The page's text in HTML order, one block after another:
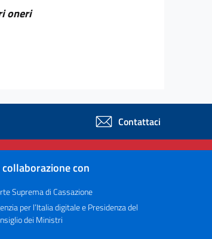
oneri
Contattaci
collaborazione con
Suprema di Cassazione
per l’Italia digitale e Presidenza del
dei Ministri